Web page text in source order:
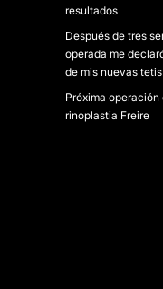
resultados
Después de tres
operada me
de mis nuevas tetis
Próxima operación
rinoplastia Freire